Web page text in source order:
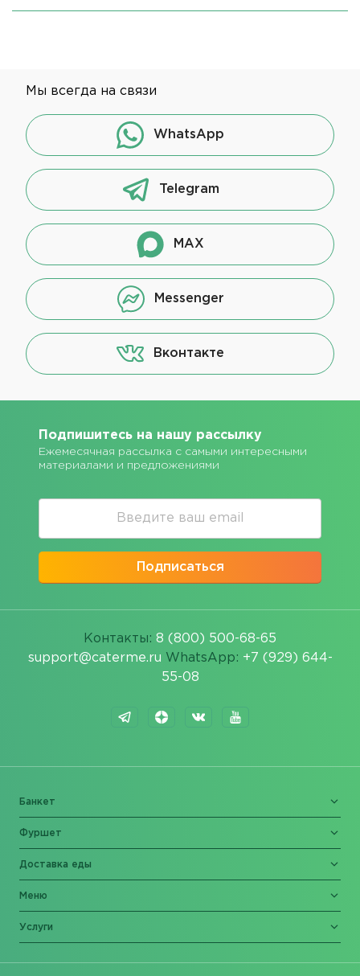
Мы всегда на связи
WhatsApp
Telegram
MAX
Messenger
Вконтакте
Подпишитесь на нашу рассылку
Ежемесячная рассылка с самыми интересными
материалами и предложениями
Подписаться
Контакты: 8 (800) 500-68-65
support@caterme.ru WhatsApp: +7 (929) 644-
55-08
Банкет
Фуршет
Доставка еды
Меню
Услуги